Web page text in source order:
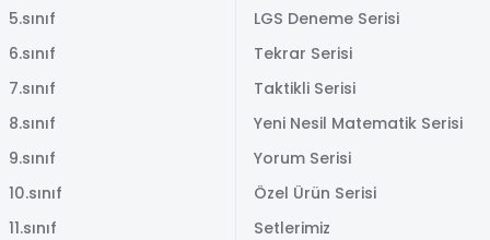
5.sınıf
6.sınıf
7.sınıf
8.sınıf
9.sınıf
10.sınıf
11.sınıf
LGS Deneme Serisi
Tekrar Serisi
Taktikli Serisi
Yeni Nesil Matematik Serisi
Yorum Serisi
Özel Ürün Serisi
Setlerimiz